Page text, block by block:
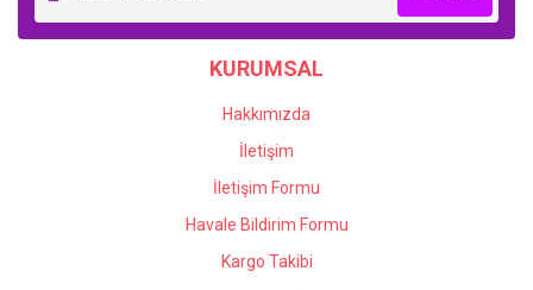
KURUMSAL
Hakkımızda
İletişim
İletişim Formu
Havale Bildirim Formu
Kargo Takibi